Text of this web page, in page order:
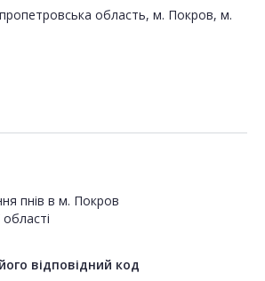
область, м. Покров, м.
пнів в м. Покров
відповідний код